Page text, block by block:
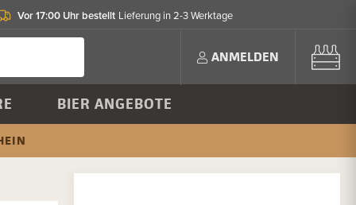
Vor 17:00 Uhr bestellt Lieferung in 2-3 Werktage
ANMELDEN
BIER ANGEBOTE